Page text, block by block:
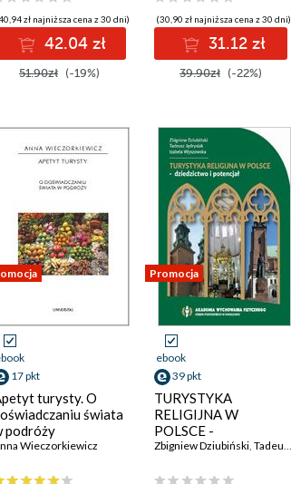
zł najniższa cena z 30 dni)
42.04 zł
51.90zł (-19%)
(30,90 zł najniższa cena z 30 dni)
31.12 zł
39.90zł (-22%)
17 pkt
turysty. O
świata
podróży
Wieczorkiewicz
Promocja
ebook
39 pkt
TURYSTYKA
RELIGIJNA W
POLSCE -
DZIEDZICTWO I
Zbigniew Dziubiński, Tadeusz Jędrysiak